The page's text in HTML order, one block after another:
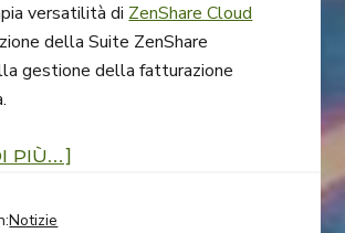
versatilità diZenShare Cloud
della Suite ZenShare
gestione della fatturazione
PIÙ…]
Notizie